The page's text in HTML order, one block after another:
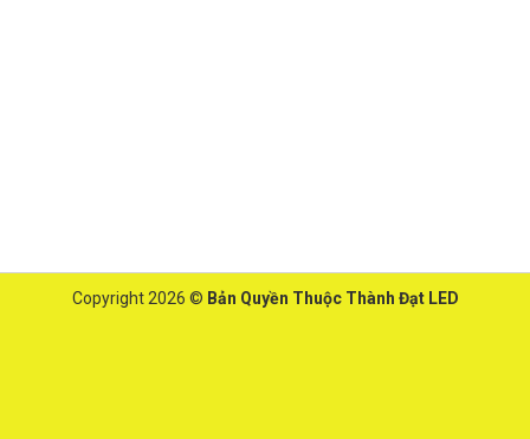
Copyright 2026 © Bản Quyền Thuộc Thành Đạt LED